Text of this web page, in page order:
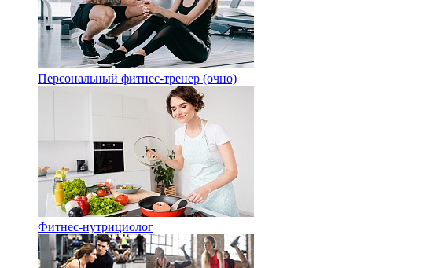
Персональный фитнес-тренер (очно)
Фитнес-нутрициолог